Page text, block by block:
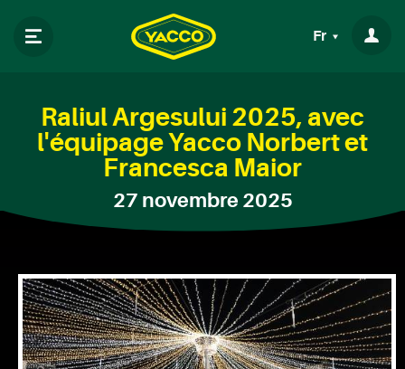
Fr
Raliul Argesului 2025, avec
l'équipage Yacco Norbert et
Francesca Maior
27 novembre 2025